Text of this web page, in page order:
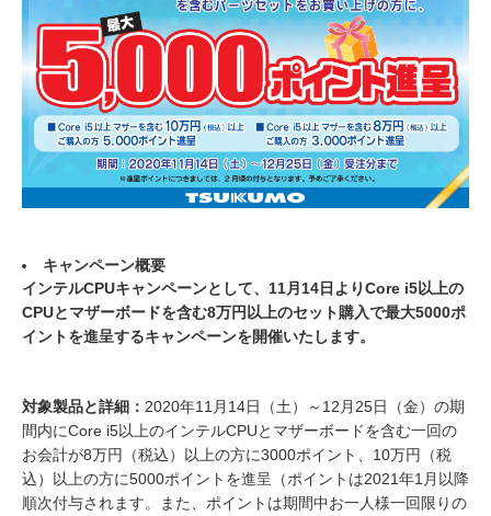
キャンペーン概要
インテルCPUキャンペーンとして、11月14日よりCore i5以上の
CPUとマザーボードを含む8万円以上のセット購入で最大5000ポ
イントを進呈するキャンペーンを開催いたします。
対象製品と詳細： 2020年11月14日（土）～12月25日（金）の期
間内にCore i5以上のインテルCPUとマザーボードを含む一回の
お会計が8万円（税込）以上の方に3000ポイント、10万円（税
込）以上の方に5000ポイントを進呈（ポイントは2021年1月以降
順次付与されます。また、ポイントは期間中お一人様一回限りの